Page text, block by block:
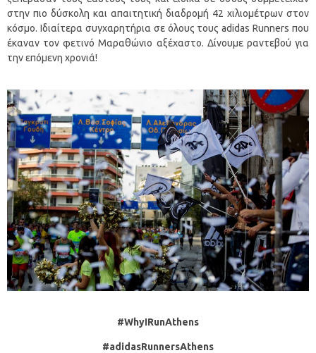
στην πιο δύσκολη και απαιτητική διαδρομή 42 χιλιομέτρων στον
κόσμο. Ιδιαίτερα συγχαρητήρια σε όλους τους adidas Runners που
έκαναν τον φετινό Μαραθώνιο αξέχαστο. Δίνουμε ραντεβού για
την επόμενη χρονιά!
#WhyIRunAthens
#adidasRunnersAthens